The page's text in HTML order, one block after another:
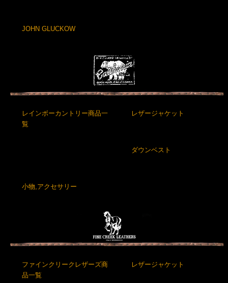
JOHN GLUCKOW
レインボーカントリー商品一
覧
レザージャケット
ダウンベスト
小物,アクセサリー
ファインクリークレザーズ商
品一覧
レザージャケット